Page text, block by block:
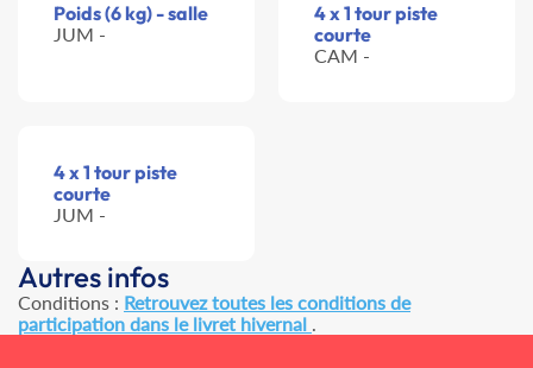
Poids (6 kg) - salle
JUM -
4 x 1 tour piste
courte
CAM -
4 x 1 tour piste
courte
JUM -
Autres infos
Conditions : Retrouvez toutes les conditions de
participation dans le livret hivernal .